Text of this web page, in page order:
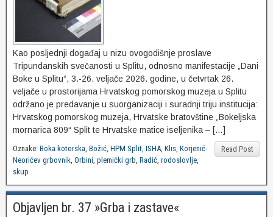
Kao posljednji događaj u nizu ovogodišnje proslave
Tripundanskih svečanosti u Splitu, odnosno manifestacije „Dani
Boke u Splitu“, 3.-26. veljače 2026. godine, u četvrtak 26.
veljače u prostorijama Hrvatskog pomorskog muzeja u Splitu
održano je predavanje u suorganizaciji i suradnji triju institucija:
Hrvatskog pomorskog muzeja, Hrvatske bratovštine „Bokeljska
mornarica 809“ Split te Hrvatske matice iseljenika – […]
Read Post
Oznake: Boka kotorska, Božić, HPM Split, ISHA, Klis, Korjenić-
Neorićev grbovnik, Orbini, plemićki grb, Radić, rodoslovlje,
skup
Objavljen br. 37 »Grba i zastave«